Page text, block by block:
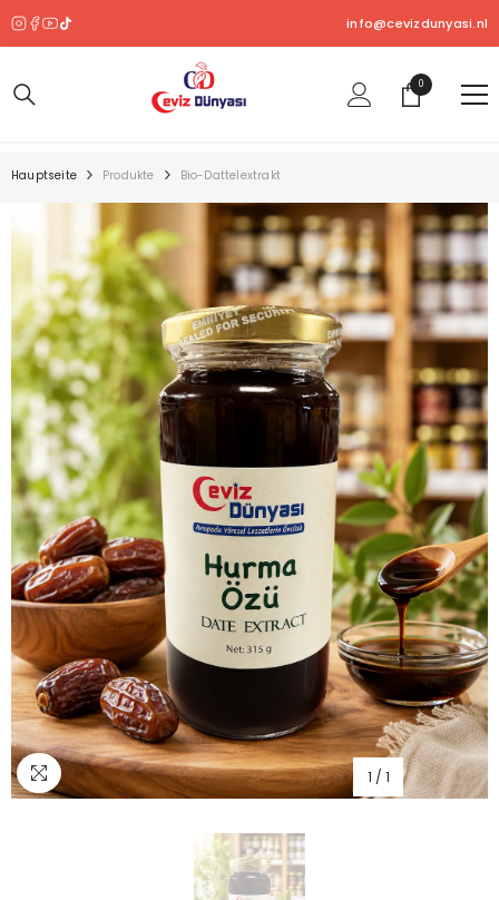
info@cevizdunyasi.nl
00
Produkt
Hauptseite Produkte Bio-Dattelextrakt
1 / 1